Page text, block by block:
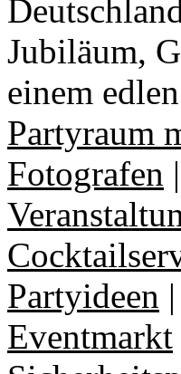
Jubiläum,
einem
Partyraum
Fotografen |
Partyideen |
Eventmarkt